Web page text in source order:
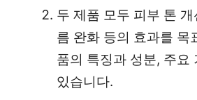
두 제품 모두 피부 톤
름 완화 등의 효과를 목
품의 특징과 성분, 주요
있습니다.